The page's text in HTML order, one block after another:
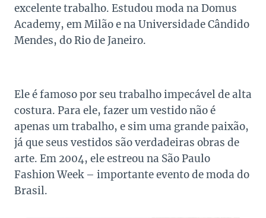
excelente trabalho. Estudou moda na Domus
Academy, em Milão e na Universidade Cândido
Mendes, do Rio de Janeiro.
Ele é famoso por seu trabalho impecável de alta
costura. Para ele, fazer um vestido não é
apenas um trabalho, e sim uma grande paixão,
já que seus vestidos são verdadeiras obras de
arte. Em 2004, ele estreou na São Paulo
Fashion Week – importante evento de moda do
Brasil.